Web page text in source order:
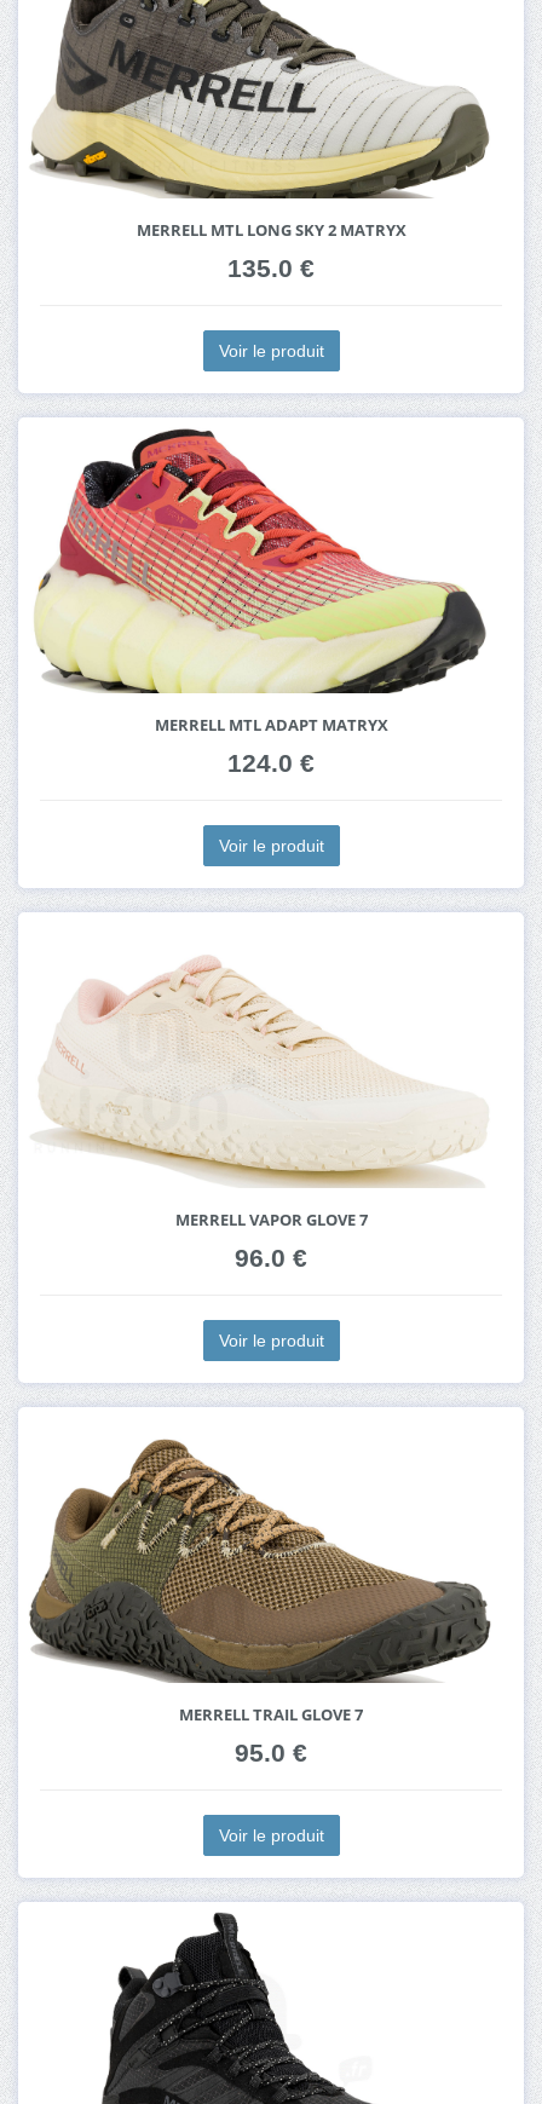
MERRELL MTL LONG SKY 2 MATRYX
135.0 €
Voir le produit
MERRELL MTL ADAPT MATRYX
124.0 €
Voir le produit
MERRELL VAPOR GLOVE 7
96.0 €
Voir le produit
MERRELL TRAIL GLOVE 7
95.0 €
Voir le produit